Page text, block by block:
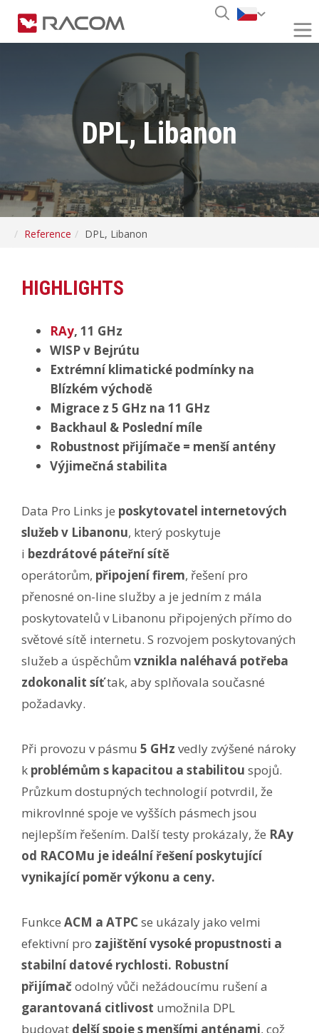
DPL, Libanon
Reference DPL, Libanon
HIGHLIGHTS
RAy, 11 GHz
WISP v Bejrútu
Extrémní klimatické podmínky na
Blízkém východě
Migrace z 5 GHz na 11 GHz
Backhaul & Poslední míle
Robustnost přijímače = menší antény
Výjimečná stabilita
Data Pro Links je poskytovatel internetových
služeb v Libanonu, který poskytuje
i bezdrátové páteřní sítě
operátorům, připojení firem, řešení pro
přenosné on-line služby a je jedním z mála
poskytovatelů v Libanonu připojených přímo do
světové sítě internetu. S rozvojem poskytovaných
služeb a úspěchům vznikla naléhavá potřeba
zdokonalit síťtak, aby splňovala současné
požadavky.
Při provozu v pásmu 5 GHz vedly zvýšené nároky
k problémům s kapacitou a stabilitou spojů.
Průzkum dostupných technologií potvrdil, že
mikrovlnné spoje ve vyšších pásmech jsou
nejlepším řešením. Další testy prokázaly, že RAy
od RACOMu je ideální řešení poskytující
vynikající poměr výkonu a ceny.
Funkce ACM a ATPCse ukázaly jako velmi
efektivní pro zajištění vysoké propustnosti a
stabilní datové rychlosti. Robustní
přijímačodolný vůči nežádoucímu rušení a
garantovaná citlivost umožnila DPL
budovat delší spojes menšími anténami, což